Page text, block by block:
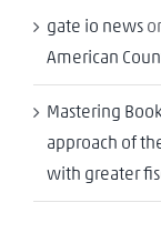
gate io news
American
Mastering
approach of
with greater